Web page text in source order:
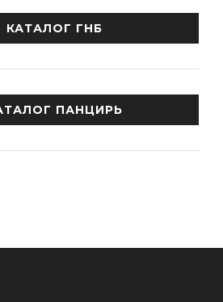
КАТАЛОГ ГНБ
ПАНЦИРЬ